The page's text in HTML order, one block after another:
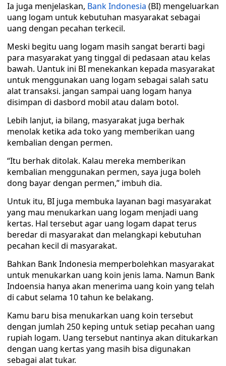
Ia juga menjelaskan, Bank Indonesia (BI) mengeluarkan
uang logam untuk kebutuhan masyarakat sebagai
uang dengan pecahan terkecil.
Meski begitu uang logam masih sangat berarti bagi
para masyarakat yang tinggal di pedasaan atau kelas
bawah. Uantuk ini BI menekankan kepada masyarakat
untuk menggunakan uang logam sebagai salah satu
alat transaksi. jangan sampai uang logam hanya
disimpan di dasbord mobil atau dalam botol.
Lebih lanjut, ia bilang, masyarakat juga berhak
menolak ketika ada toko yang memberikan uang
kembalian dengan permen.
“Itu berhak ditolak. Kalau mereka memberikan
kembalian menggunakan permen, saya juga boleh
dong bayar dengan permen,” imbuh dia.
Untuk itu, BI juga membuka layanan bagi masyarakat
yang mau menukarkan uang logam menjadi uang
kertas. Hal tersebut agar uang logam dapat terus
beredar di masyarakat dan melangkapi kebutuhan
pecahan kecil di masyarakat.
Bahkan Bank Indonesia memperbolehkan masyarakat
untuk menukarkan uang koin jenis lama. Namun Bank
Indoensia hanya akan menerima uang koin yang telah
di cabut selama 10 tahun ke belakang.
Kamu baru bisa menukarkan uang koin tersebut
dengan jumlah 250 keping untuk setiap pecahan uang
rupiah logam. Uang tersebut nantinya akan ditukarkan
dengan uang kertas yang masih bisa digunakan
sebagai alat tukar.